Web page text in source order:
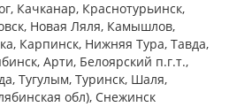
Качканар, Краснотурьинск,
Новая Ляля, Камышлов,
Карпинск, Нижняя Тура, Тавда,
Арти, Белоярский п.г.т.,
Тугулым, Туринск, Шаля,
обл), Снежинск